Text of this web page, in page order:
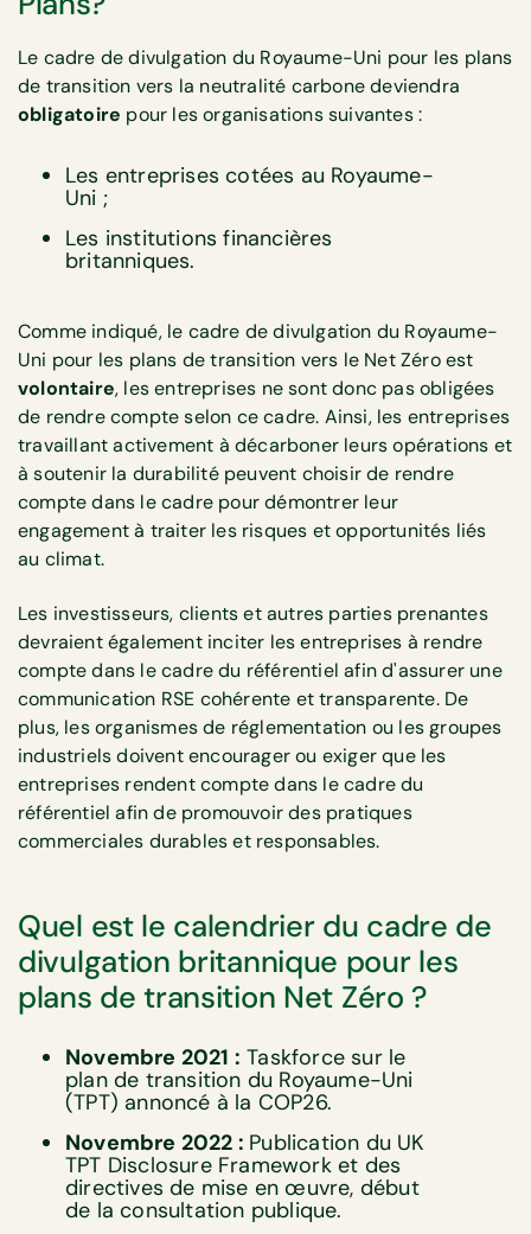
Le cadre de divulgation du Royaume-Uni pour les plans
de transition vers la neutralité carbone deviendra
obligatoire pour les organisations suivantes :
Les entreprises cotées au Royaume-
Uni ;
Les institutions financières
britanniques.
Comme indiqué, le cadre de divulgation du Royaume-
Uni pour les plans de transition vers le Net Zéro est
volontaire, les entreprises ne sont donc pas obligées
de rendre compte selon ce cadre. Ainsi, les entreprises
travaillant activement à décarboner leurs opérations et
à soutenir la durabilité peuvent choisir de rendre
compte dans le cadre pour démontrer leur
engagement à traiter les risques et opportunités liés
au climat.
Les investisseurs, clients et autres parties prenantes
devraient également inciter les entreprises à rendre
compte dans le cadre du référentiel afin d'assurer une
communication RSE cohérente et transparente. De
plus, les organismes de réglementation ou les groupes
industriels doivent encourager ou exiger que les
entreprises rendent compte dans le cadre du
référentiel afin de promouvoir des pratiques
commerciales durables et responsables.
Quel est le calendrier du cadre de
divulgation britannique pour les
plans de transition Net Zéro ?
Novembre 2021 : Taskforce sur le
plan de transition du Royaume-Uni
(TPT) annoncé à la COP26.
Novembre 2022 : Publication du UK
TPT Disclosure Framework et des
directives de mise en œuvre, début
de la consultation publique.